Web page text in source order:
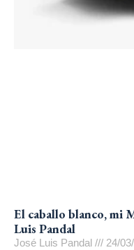
El caballo blanco, mi
Luis Pandal
José Luis Pandal 24/